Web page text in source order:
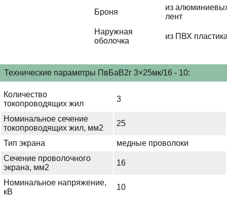
Броня
из
лент
Наружная
оболочка
из ПВХ
Технические параметры ПвБаВ2г 3×25мк/16 - 10:
Количество
токопроводящих жил
3
Номинальное сечение
токопроводящих жил, мм2
25
Тип экрана
медные проволоки
Сечение проволочного
экрана, мм2
16
Номинальное напряжение,
кВ
10